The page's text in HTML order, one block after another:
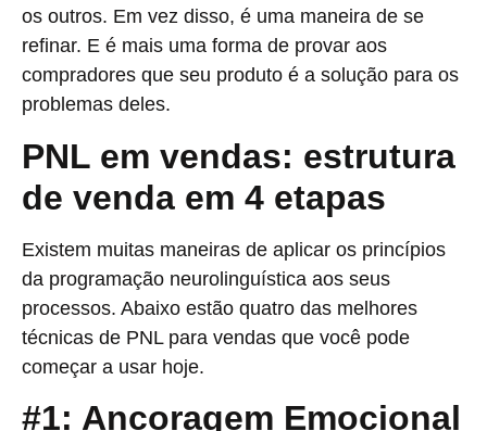
os outros. Em vez disso, é uma maneira de se
refinar. E é mais uma forma de provar aos
compradores que seu produto é a solução para os
problemas deles.
PNL em vendas: estrutura
de venda em 4 etapas
Existem muitas maneiras de aplicar os princípios
da programação neurolinguística aos seus
processos. Abaixo estão quatro das melhores
técnicas de PNL para vendas que você pode
começar a usar hoje.
#1: Ancoragem Emocional